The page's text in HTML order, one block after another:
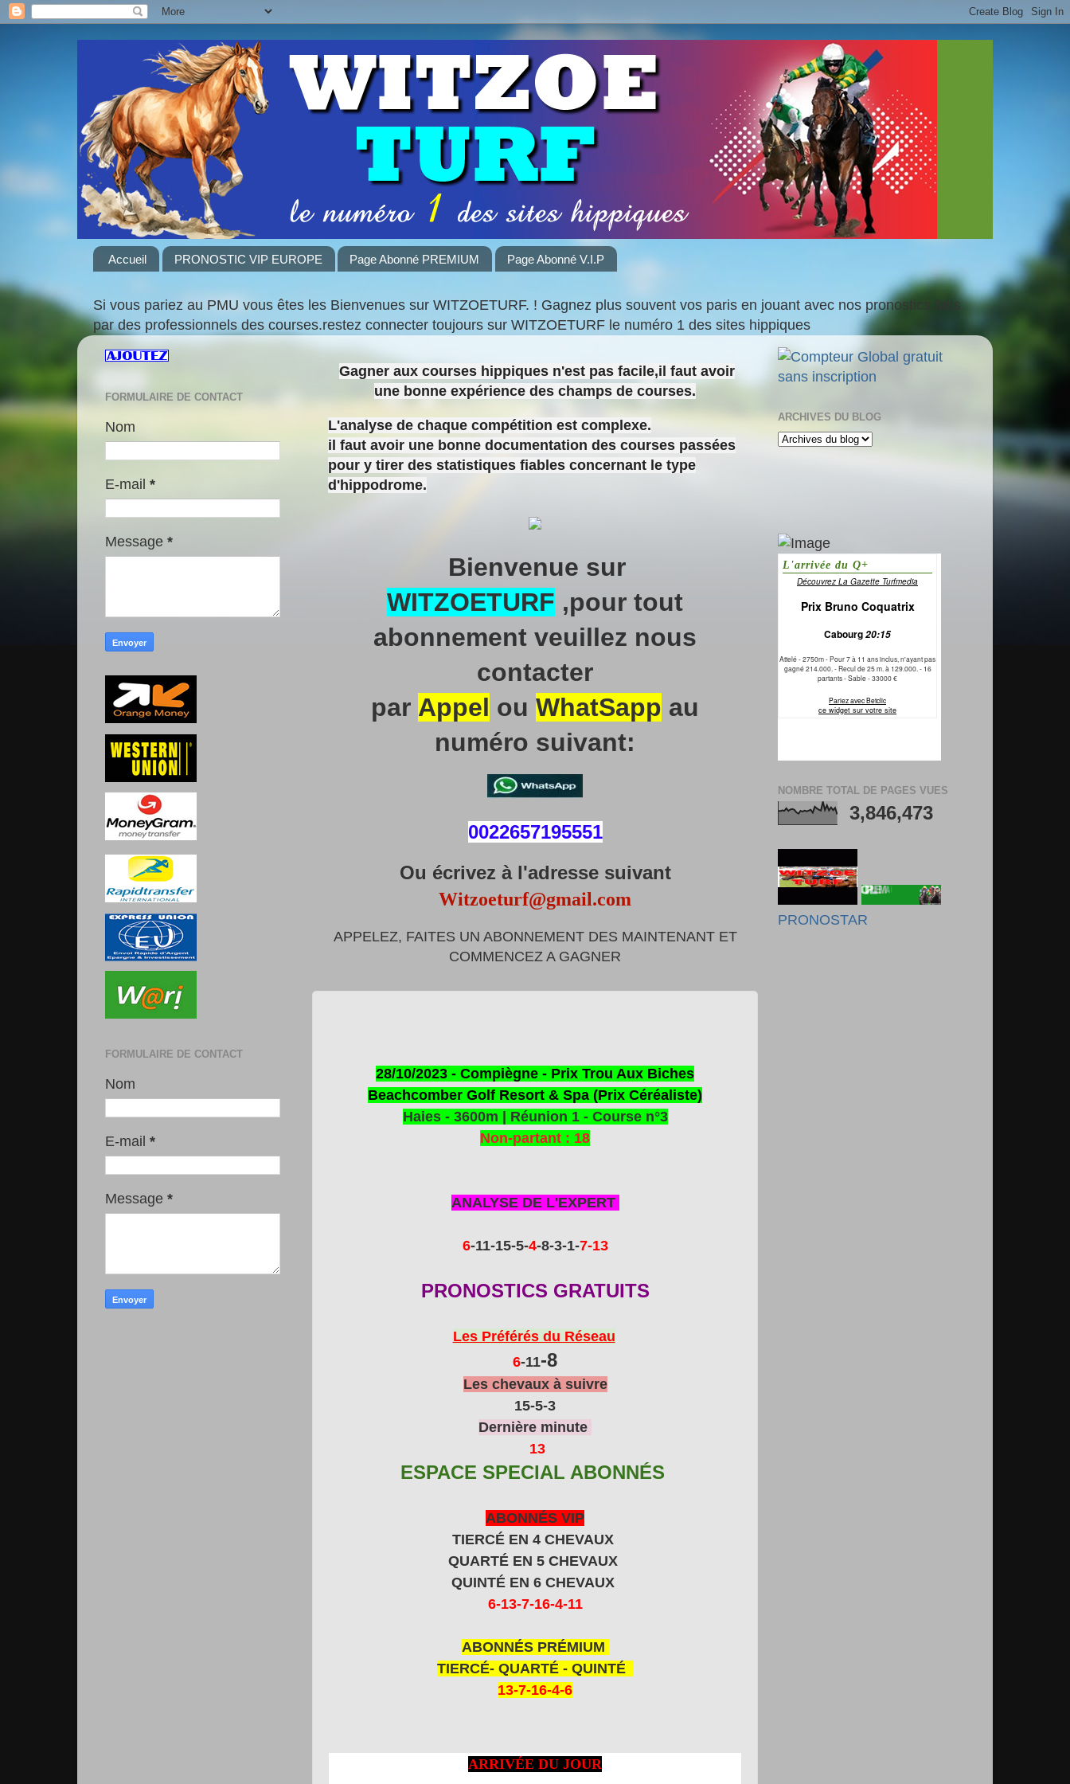
Accueil PRONOSTIC VIP EUROPE Page Abonné PREMIUM Page Abonné V.I.P
Si vous pariez au PMU vous êtes les Bienvenues sur WITZOETURF. ! Gagnez plus souvent vos paris en jouant avec nos pronostics faits
par des professionnels des courses.restez connecter toujours sur WITZOETURF le numéro 1 des sites hippiques
Gagner aux courses hippiques n'est pas facile,il faut avoir
une bonne expérience des champs de courses.
L'analyse de chaque compétition est complexe.
il faut avoir une bonne documentation des courses passées
pour y tirer des statistiques fiables concernant le type
d'hippodrome.
Bienvenue sur
WITZOETURF ,pour tout
abonnement veuillez nous
contacter
par Appel ou WhatSapp au
numéro suivant:
0022657195551
Ou écrivez à l'adresse suivant
Witzoeturf@gmail.com
APPELEZ, FAITES UN ABONNEMENT DES MAINTENANT ET
COMMENCEZ A GAGNER
28/10/2023 - Compiègne - Prix Trou Aux Biches
Beachcomber Golf Resort & Spa (Prix Céréaliste)
Haies - 3600m | Réunion 1 - Course n°3
Non-partant : 18
ANALYSE DE L'EXPERT
6-11-15-5-4-8-3-1-7-13
PRONOSTICS GRATUITS
Les Préférés du Réseau
6-11-8
Les chevaux à suivre
15-5-3
Dernière minute
13
ESPACE SPECIAL ABONNÉS
ABONNÉS VIP
TIERCÉ EN 4 CHEVAUX
QUARTÉ EN 5 CHEVAUX
QUINTÉ EN 6 CHEVAUX
6-13-7-16-4-11
ABONNÉS PRÉMIUM
TIERCÉ- QUARTÉ - QUINTÉ
13-7-16-4-6
ARRIVÉE DU JOUR
FORMULAIRE DE CONTACT
Nom
E-mail *
Message *
FORMULAIRE DE CONTACT
Nom
E-mail *
Message *
ARCHIVES DU BLOG
NOMBRE TOTAL DE PAGES VUES
3,846,473
PRONOSTAR